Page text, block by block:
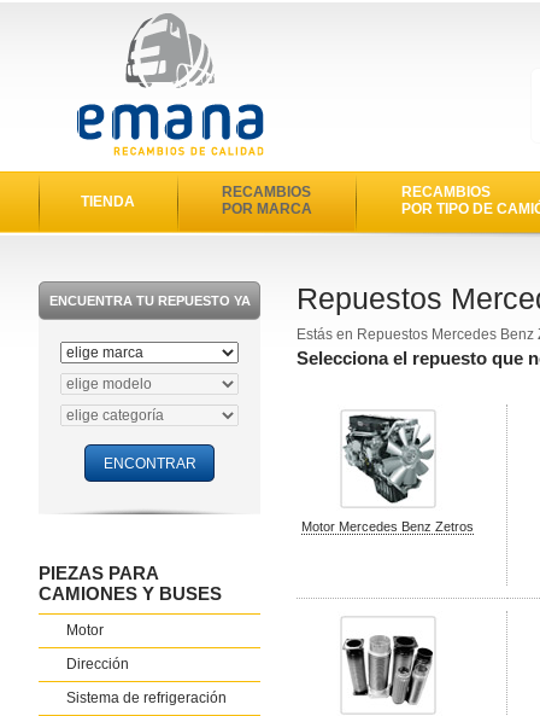
TIENDA
RECAMBIOS
POR MARCA
RECAMBIOS
POR TIPO DE
ENCUENTRA TU REPUESTO YA
PIEZAS PARA
CAMIONES Y BUSES
Motor
Dirección
Sistema de refrigeración
Repuestos
Estás en Repuestos Mercedes Benz
Selecciona el repuesto que
Motor Mercedes Benz Zetros